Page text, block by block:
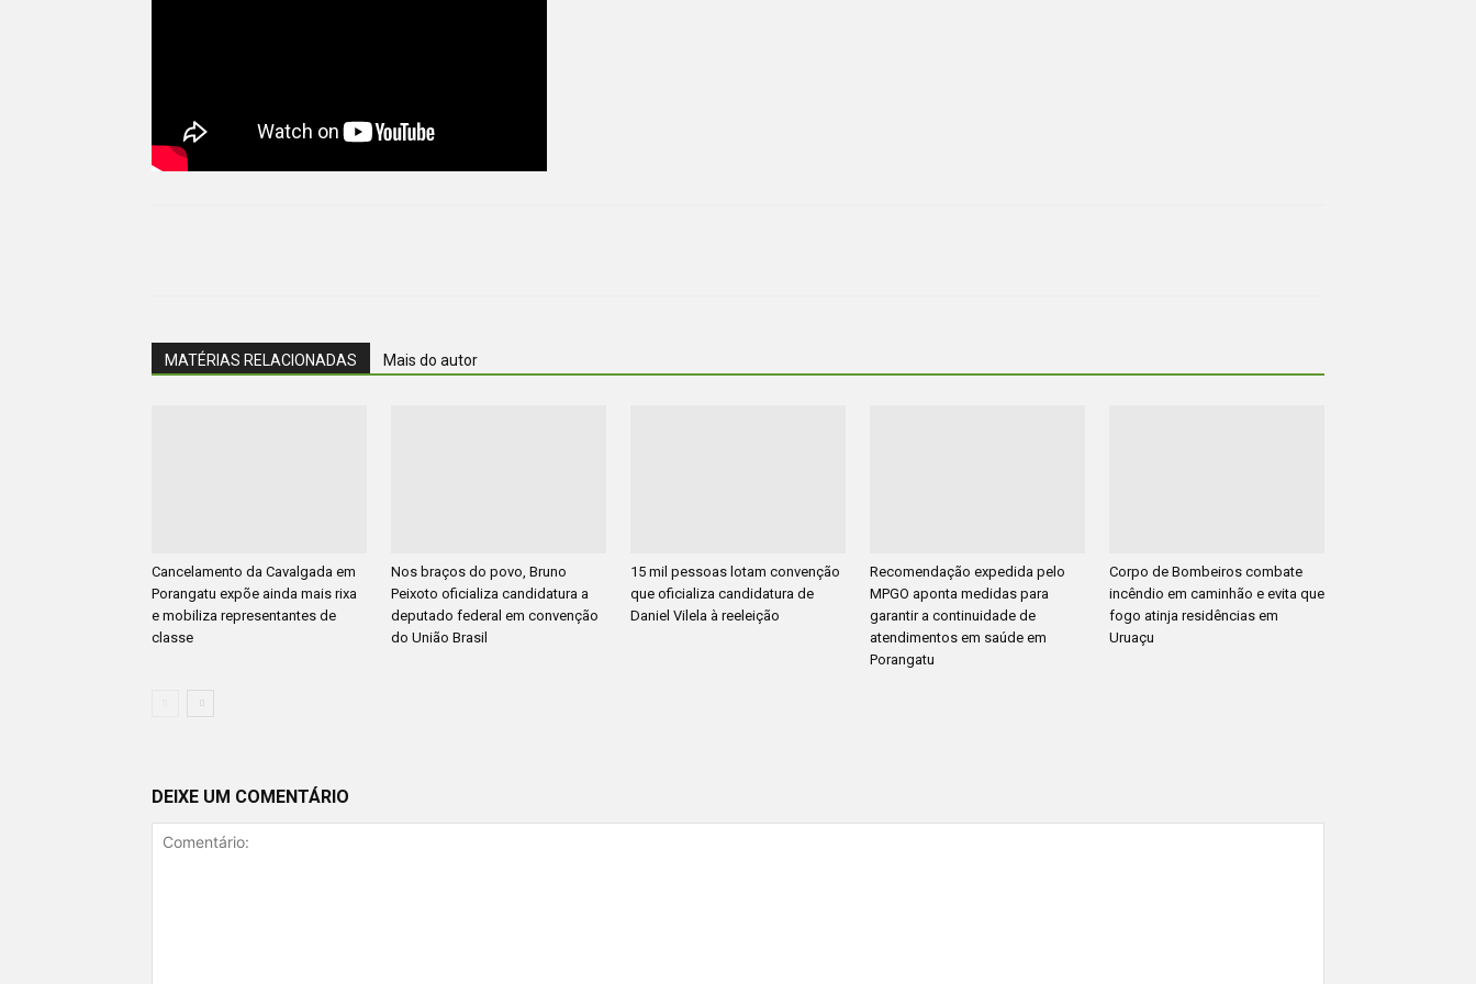
MATÉRIAS RELACIONADAS Mais do autor
Cancelamento da Cavalgada em
Porangatu expõe ainda mais rixa
e mobiliza representantes de
classe
Nos braços do povo, Bruno
Peixoto oficializa candidatura a
deputado federal em convenção
do União Brasil
15 mil pessoas lotam convenção
que oficializa candidatura de
Daniel Vilela à reeleição
Recomendação expedida pelo
MPGO aponta medidas para
garantir a continuidade de
atendimentos em saúde em
Porangatu
Corpo de Bombeiros combate
incêndio em caminhão e evita que
fogo atinja residências em
Uruaçu
DEIXE UM COMENTÁRIO